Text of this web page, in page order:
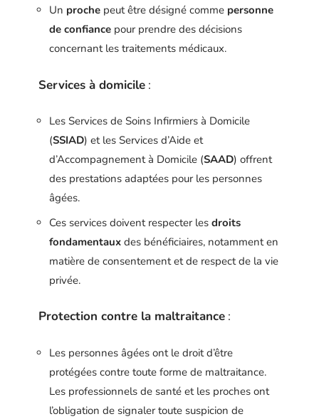
Un proche peut être désigné comme personne
de confiance pour prendre des décisions
concernant les traitements médicaux.
Services à domicile :
Les Services de Soins Infirmiers à Domicile
(SSIAD) et les Services d’Aide et
d’Accompagnement à Domicile (SAAD) offrent
des prestations adaptées pour les personnes
âgées.
Ces services doivent respecter les droits
fondamentaux des bénéficiaires, notamment en
matière de consentement et de respect de la vie
privée.
Protection contre la maltraitance :
Les personnes âgées ont le droit d’être
protégées contre toute forme de maltraitance.
Les professionnels de santé et les proches ont
l’obligation de signaler toute suspicion de